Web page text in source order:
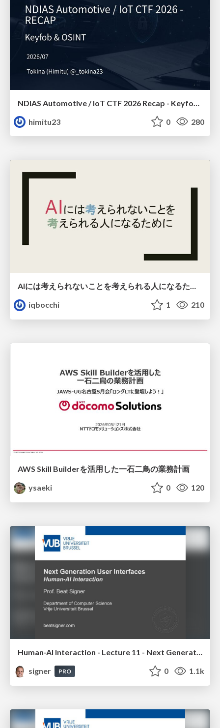
himitu23
0 280
AIには考えられないことを考えられる人になるために
iqbocchi
1 210
AWS Skill Builderを活用した一石二鳥の業務計画
ysaeki
0 120
signer
PRO 0 1.1k